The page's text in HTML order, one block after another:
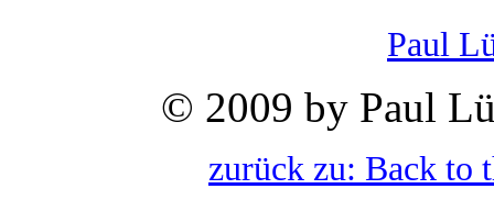
Paul
© 2009 by Paul
zurück zu: Back to